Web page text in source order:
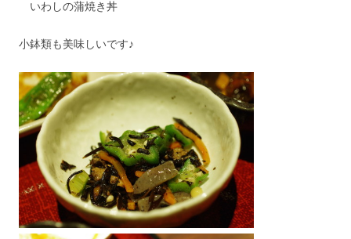
いわしの蒲焼き丼
小鉢類も美味しいです♪